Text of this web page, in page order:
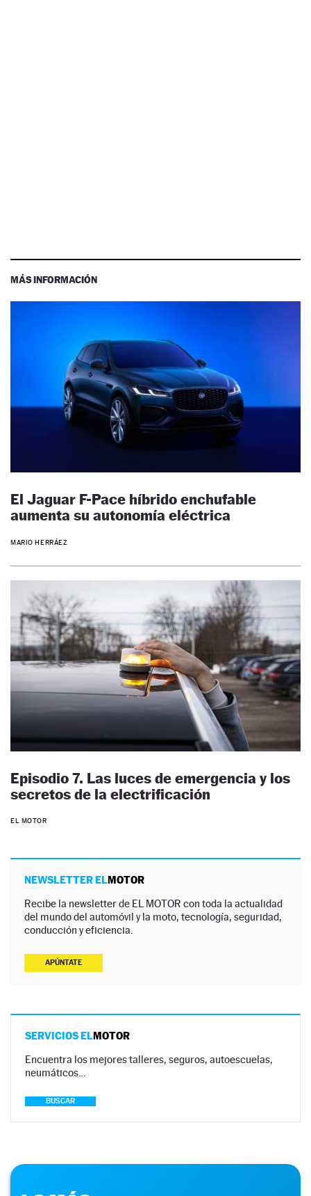
MÁS INFORMACIÓN
El Jaguar F-Pace híbrido enchufable
aumenta su autonomía eléctrica
MARIO HERRÁEZ
Episodio 7. Las luces de emergencia y los
secretos de la electrificación
EL MOTOR
NEWSLETTER ELMOTOR
Recibe la newsletter de EL MOTOR con toda la actualidad
del mundo del automóvil y la moto, tecnología, seguridad,
conducción y eficiencia.
APÚNTATE
SERVICIOS ELMOTOR
Encuentra los mejores talleres, seguros, autoescuelas,
neumáticos…
BUSCAR